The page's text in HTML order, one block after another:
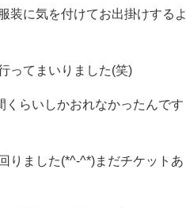
装に気を付けてお出掛けするよ
ってまいりました(笑)
らいしかおれなかったんです
りました(*^-^*)まだチケットあ